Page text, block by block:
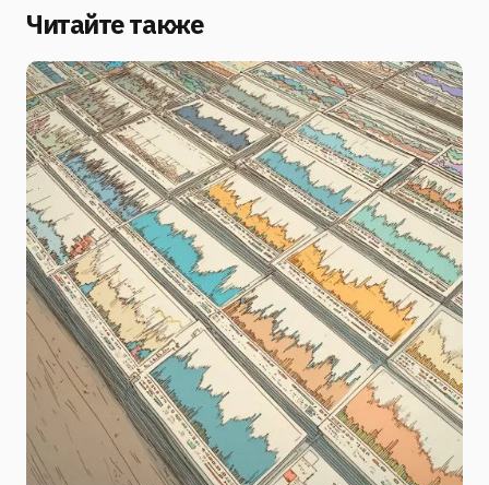
Читайте также